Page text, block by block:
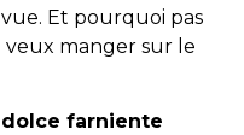
Et pourquoi pas
manger sur le
farniente